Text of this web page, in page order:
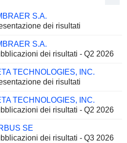
S.A.
dei risultati
S.A.
dei risultati - Q2 2026
TECHNOLOGIES, INC.
dei risultati
TECHNOLOGIES, INC.
dei risultati - Q2 2026
SE
dei risultati - Q3 2026